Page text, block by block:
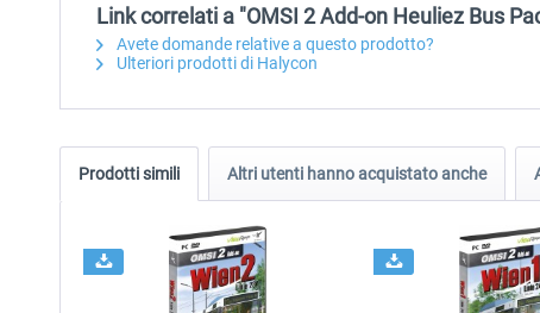
Link correlati a "OMSI 2 Add-on Heuliez Bus
Avete domande relative a questo prodotto?
Ulteriori prodotti di Halycon
Prodotti simili Altri utenti hanno acquistato anche